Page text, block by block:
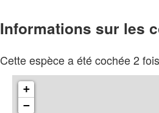
Informations sur les
Cette espèce a été cochée 2
+
−